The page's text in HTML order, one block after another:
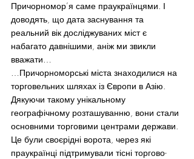
Причорномор’я саме праукраїнцями. І
доводять, що дата заснування та
реальний вік досліджуваних міст є
набагато давнішими, аніж ми звикли
вважати…
…Причорноморські міста знаходилися на
торговельних шляхах із Європи в Азію.
Дякуючи такому унікальному
географічному розташуванню, вони стали
основними торговими центрами держави.
Це були своєрідні ворота, через які
праукраїнці підтримували тісні торгово-